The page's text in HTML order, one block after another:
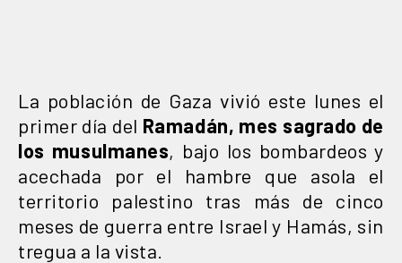
La población de Gaza vivió este lunes el
primer día del Ramadán, mes sagrado de
los musulmanes, bajo los bombardeos y
acechada por el hambre que asola el
territorio palestino tras más de cinco
meses de guerra entre Israel y Hamás, sin
tregua a la vista.